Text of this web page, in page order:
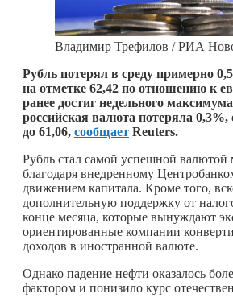
Владимир Трефилов / РИА
Рубль потерял в среду примерно
на отметке 62,42 по отношению к
ранее достиг недельного
российская валюта потеряла
до 61,06, сообщает Reuters.
Рубль стал самой успешной валютой
благодаря внедренному
движением капитала. Кроме того,
дополнительную поддержку от
конце месяца, которые вынуждают
ориентированные компании
доходов в иностранной валюте.
Однако падение нефти оказалось
фактором и понизило курс